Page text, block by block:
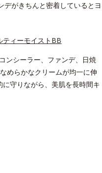
デがきちんと密着しているとヨ
ティーモイストBB
ンシーラー、ファンデ、日焼
めらかなクリームが均一に伸
守りながら、美肌を長時間キ